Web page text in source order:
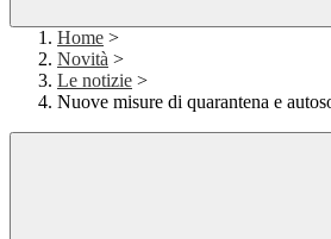
Home >
Novità >
Le notizie >
Nuove misure di quarantena e